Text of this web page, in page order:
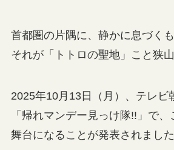
首都圏の片隅に、静かに息づく
それが「トトロの聖地」こと狭山
2025年10月13日（月）、テレビ
「帰れマンデー見っけ隊!!」で
舞台になることが発表されました